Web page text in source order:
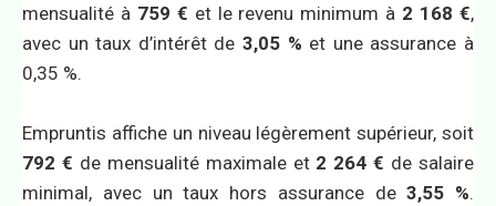
mensualité à 759 € et le revenu minimum à 2 168 €,
avec un taux d’intérêt de 3,05 % et une assurance à
0,35 %.
Empruntis affiche un niveau légèrement supérieur, soit
792 € de mensualité maximale et 2 264 € de salaire
minimal, avec un taux hors assurance de3,55 %.